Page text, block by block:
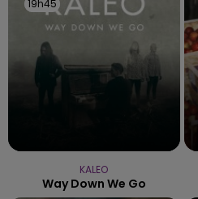
19h45
19h45
KALEO
Way Down We Go